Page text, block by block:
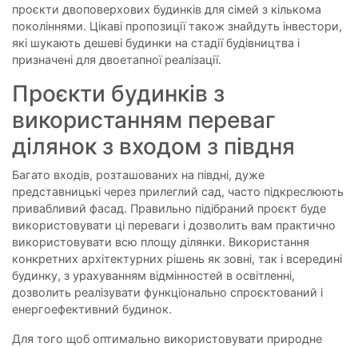
проєкти двоповерхових будинків для сімей з кількома
поколіннями. Цікаві пропозиції також знайдуть інвестори,
які шукають дешеві будинки на стадії будівництва і
призначені для двоетапної реалізації.
Проєкти будинків з
використанням переваг
ділянок з входом з півдня
Багато входів, розташованих на півдні, дуже
представницькі через прилеглий сад, часто підкреслюють
привабливий фасад. Правильно підібраний проєкт буде
використовувати ці переваги і дозволить вам практично
використовувати всю площу ділянки. Використання
конкретних архітектурних рішень як зовні, так і всередині
будинку, з урахуванням відмінностей в освітленні,
дозволить реалізувати функціонально спроєктований і
енергоефективний будинок.
Для того щоб оптимально використовувати природне